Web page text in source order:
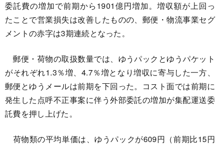
委託費の増加で前期から1901億円増加。増収額が上回っ
たことで営業損失は改善したものの、郵便・物流事業セグ
メントの赤字は3期連続となった。
郵便・荷物の取扱数量では、ゆうパックとゆうパケット
がそれぞれ1.3％増、4.7％増となり増収に寄与した一方、
郵便とゆうメールは前期を下回った。コスト面では前期に
発生した点呼不正事案に伴う外部委託の増加が集配運送委
託費を押し上げた。
荷物類の平均単価は、ゆうパックが609円（前期比15円